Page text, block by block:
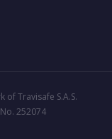
of Travisafe S.A.S.
252074